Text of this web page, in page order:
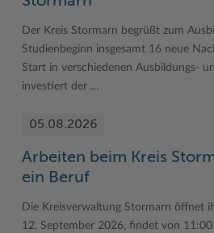
Woche der Seelischen Gesundheit
#MeinStormarn
Karrieretag
Zahlen, Daten, Fakten
Der Kreis Stormarn begrüßt zum
Studienbeginn insgesamt 16 neue
Start in verschiedenen Ausbildungs-
investiert der …
05.08.2026
Arbeiten beim Kreis
ein Beruf
Die Kreisverwaltung Stormarn öffnet
12. September 2026, findet von